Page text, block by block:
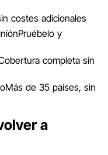
costes adicionales
Pruébelo y
completa sin
Más de 35 países, sin
a